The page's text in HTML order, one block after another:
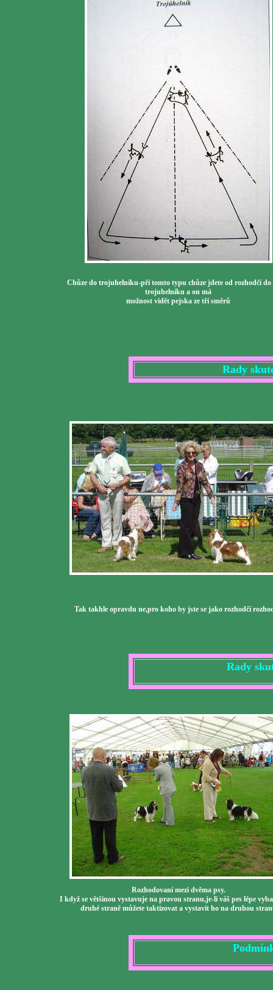
Chůze do trojuhelníku-při tomto typu chůze jdete od rozhodčí
trojuhelníku a on má
možnost vidět pejska ze tří směrů
Rady
Tak takhle opravdu ne,pro koho by jste se jako rozhodčí
Rady
Rozhodovaní mezi dvěma psy.
I když se většinou vystavuje na pravou stranu,je-li váš pes lépe
druhé straně můžete taktizovat a vystavit ho na druhou